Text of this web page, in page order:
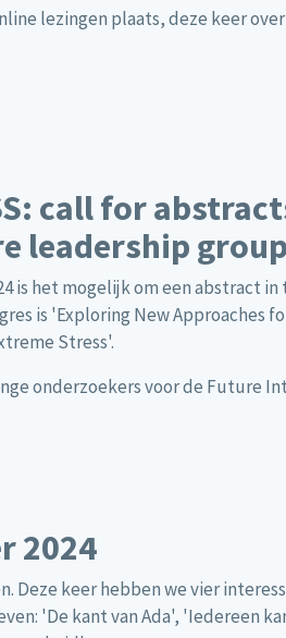
lezingen plaats, deze keer
call for
leadership group
is het mogelijk om een abstract in
is 'Exploring New Approaches
Stress'.
onderzoekers voor de Future
2024
Deze keer hebben we vier
'De kant van Ada', 'Iedereen